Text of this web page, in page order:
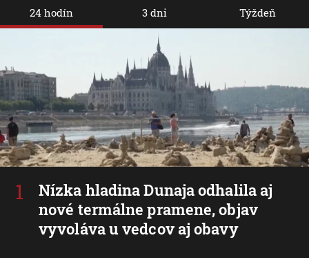
24 hodín
Nízka hladina Dunaja odhalila aj
nové termálne pramene, objav
vyvoláva u vedcov aj obavy
3 dni Týždeň